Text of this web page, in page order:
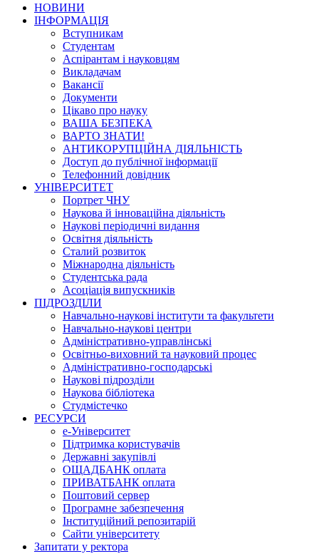
НОВИНИ
ІНФОРМАЦІЯ
Вступникам
Студентам
Аспірантам і науковцям
Викладачам
Вакансії
Документи
Цікаво про науку
ВАША БЕЗПЕКА
ВАРТО ЗНАТИ!
АНТИКОРУПЦІЙНА ДІЯЛЬНІСТЬ
Доступ до публічної інформації
Телефонний довідник
УНІВЕРСИТЕТ
Портрет ЧНУ
Наукова й інноваційна діяльність
Наукові періодичні видання
Освітня діяльність
Сталий розвиток
Міжнародна діяльність
Студентська рада
Асоціація випускників
ПІДРОЗДІЛИ
Навчально-наукові інститути та факультети
Навчально-наукові центри
Адміністративно-управлінські
Освітньо-виховний та науковий процес
Адміністративно-господарські
Наукові підрозділи
Наукова бібліотека
Студмістечко
РЕСУРСИ
е-Університет
Підтримка користувачів
Державні закупівлі
ОЩАДБАНК оплата
ПРИВАТБАНК оплата
Поштовий сервер
Програмне забезпечення
Інституційний репозитарій
Сайти університету
Запитати у ректора